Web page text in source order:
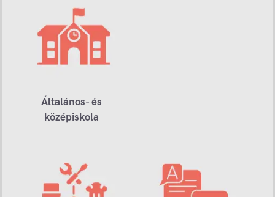
Általános- és
középiskola